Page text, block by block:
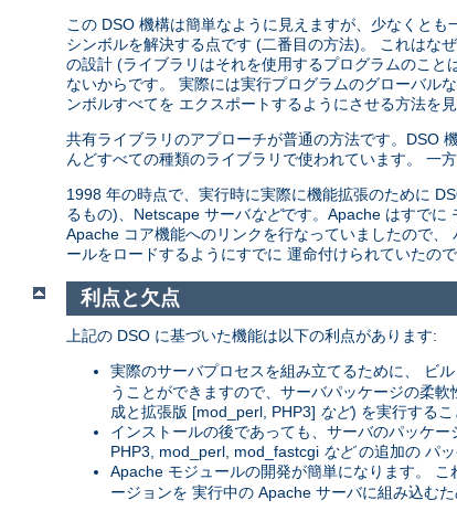
この DSO 機構は簡単なように見えますが、少なくと
シンボルを解決する点です (二番目の方法)。 これはな
の設計 (ライブラリはそれを使用するプログラムのこ
ないからです。 実際には実行プログラムのグローバル
ンボルすべてを エクスポートするようにさせる方法を
共有ライブラリのアプローチが普通の方法です。DSO
んどすべての種類のライブラリで使われています。 一
1998 年の時点で、実行時に実際に機能拡張のために
るもの)、Netscape サーバなどです。Apache はすでに
Apache コア機能へのリンクを行なっていましたので
ールをロードするようにすでに 運命付けられていたので
利点と欠点
上記の DSO に基づいた機能は以下の利点があります:
実際のサーバプロセスを組み立てるために、 ビル
うことができますので、サーバパッケージの柔
成と拡張版 [mod_perl, PHP3] など) を実行するこ
インストールの後であっても、サーバのパッケ
PHP3, mod_perl, mod_fastcgi などの追加の パッ
Apache モジュールの開発が簡単になります。 こ
ージョンを 実行中の Apache サーバに組み込むた